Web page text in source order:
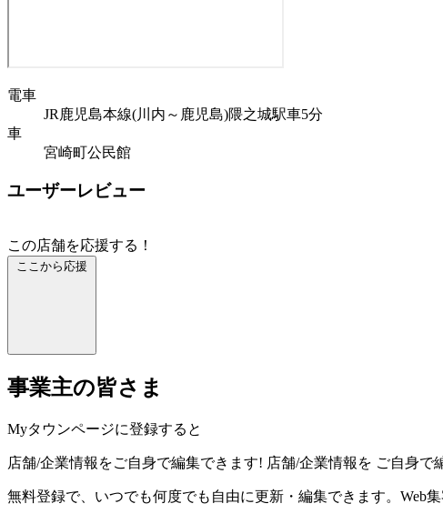
電車
JR鹿児島本線(川内～鹿児島)隈之城駅車5分
車
宮崎町公民館
ユーザーレビュー
この店舗を応援する！
ここから応援
事業主の皆さま
Myタウンページに登録すると
店舗/企業情報をご自身で編集できます! 店舗/企業情報を ご自身で
無料登録で、いつでも何度でも自由に更新・編集できます。Web集